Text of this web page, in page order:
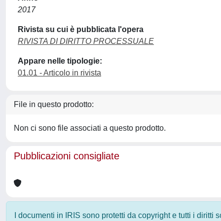
2017
Rivista su cui è pubblicata l'opera
RIVISTA DI DIRITTO PROCESSUALE
Appare nelle tipologie:
01.01 - Articolo in rivista
File in questo prodotto:
Non ci sono file associati a questo prodotto.
Pubblicazioni consigliate
I documenti in IRIS sono protetti da copyright e tutti i diritti